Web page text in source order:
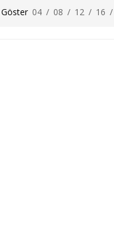
Göster 04 / 08 / 12 / 16 /